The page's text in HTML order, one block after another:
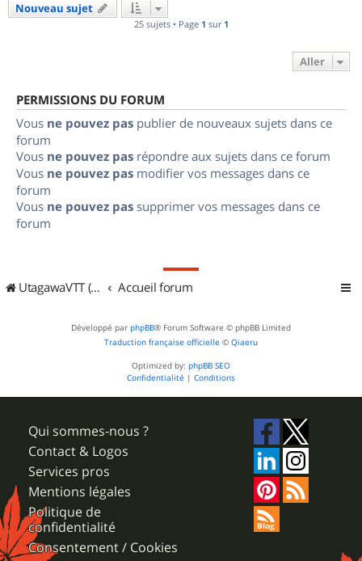
Nouveau sujet
25 sujets • Page 1 sur 1
Aller
PERMISSIONS DU FORUM
Vous ne pouvez pas publier de nouveaux sujets dans ce
forum
Vous ne pouvez pas répondre aux sujets dans ce forum
Vous ne pouvez pas modifier vos messages dans ce
forum
Vous ne pouvez pas supprimer vos messages dans ce
forum
UtagawaVTT (Randos VTT et VTTAE avec traces GPS) Accueil forum
Développé par phpBB® Forum Software © phpBB Limited
Traduction française officielle © Qiaeru
Optimized by: phpBB SEO
Confidentialité | Conditions
Qui sommes-nous ?
Contact & Logos
Services pros
Mentions légales
Politique de
confidentialité
Consentement / Cookies